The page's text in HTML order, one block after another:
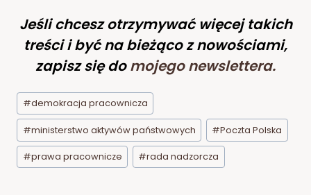
Jeśli chcesz otrzymywać więcej takich
treści i być na bieżąco z nowościami,
zapisz się do mojego newslettera.
Tagi
wpisu:
#demokracja pracownicza
#ministerstwo aktywów państwowych #Poczta Polska
#prawa pracownicze #rada nadzorcza